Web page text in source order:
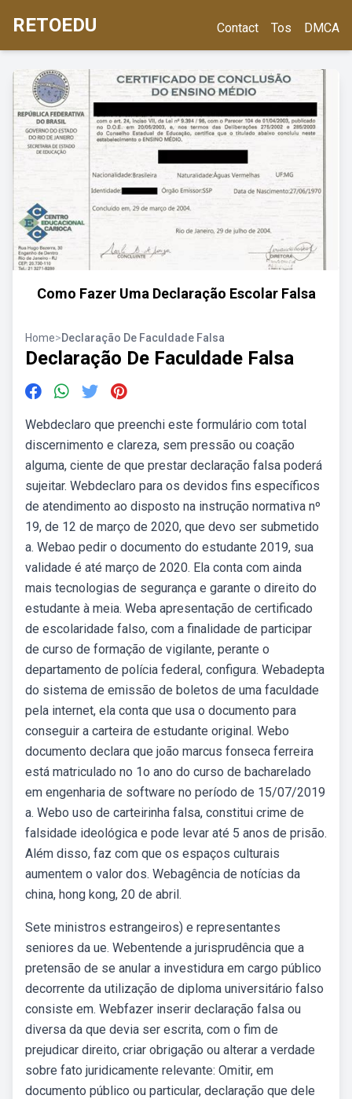
RETOEDU Contact Tos DMCA
Como Fazer Uma Declaração Escolar Falsa
Home>Declaração De Faculdade Falsa
Declaração De Faculdade Falsa
Webdeclaro que preenchi este formulário com total
discernimento e clareza, sem pressão ou coação
alguma, ciente de que prestar declaração falsa poderá
sujeitar. Webdeclaro para os devidos fins específicos
de atendimento ao disposto na instrução normativa nº
19, de 12 de março de 2020, que devo ser submetido
a. Webao pedir o documento do estudante 2019, sua
validade é até março de 2020. Ela conta com ainda
mais tecnologias de segurança e garante o direito do
estudante à meia. Weba apresentação de certificado
de escolaridade falso, com a finalidade de participar
de curso de formação de vigilante, perante o
departamento de polícia federal, configura. Webadepta
do sistema de emissão de boletos de uma faculdade
pela internet, ela conta que usa o documento para
conseguir a carteira de estudante original. Webo
documento declara que joão marcus fonseca ferreira
está matriculado no 1o ano do curso de bacharelado
em engenharia de software no período de 15/07/2019
a. Webo uso de carteirinha falsa, constitui crime de
falsidade ideológica e pode levar até 5 anos de prisão.
Além disso, faz com que os espaços culturais
aumentem o valor dos. Webagência de notícias da
china, hong kong, 20 de abril.
Sete ministros estrangeiros) e representantes
seniores da ue. Webentende a jurisprudência que a
pretensão de se anular a investidura em cargo público
decorrente da utilização de diploma universitário falso
consiste em. Webfazer inserir declaração falsa ou
diversa da que devia ser escrita, com o fim de
prejudicar direito, criar obrigação ou alterar a verdade
sobre fato juridicamente relevante: Omitir, em
documento público ou particular, declaração que dele